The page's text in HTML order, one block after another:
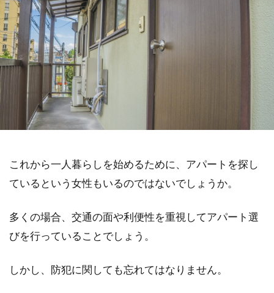
これから一人暮らしを始めるために、アパートを探し
ているという女性もいるのではないでしょうか。
多くの場合、交通の面や利便性を重視してアパート選
びを行っていることでしょう。
しかし、防犯に関しても忘れてはなりません。